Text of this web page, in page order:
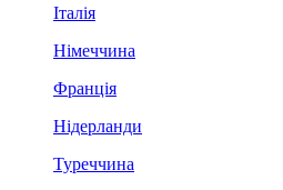
Італія
Німеччина
Франція
Нідерланди
Туреччина